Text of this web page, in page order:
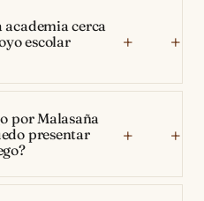
cerca
escolar
por Malasaña
presentar